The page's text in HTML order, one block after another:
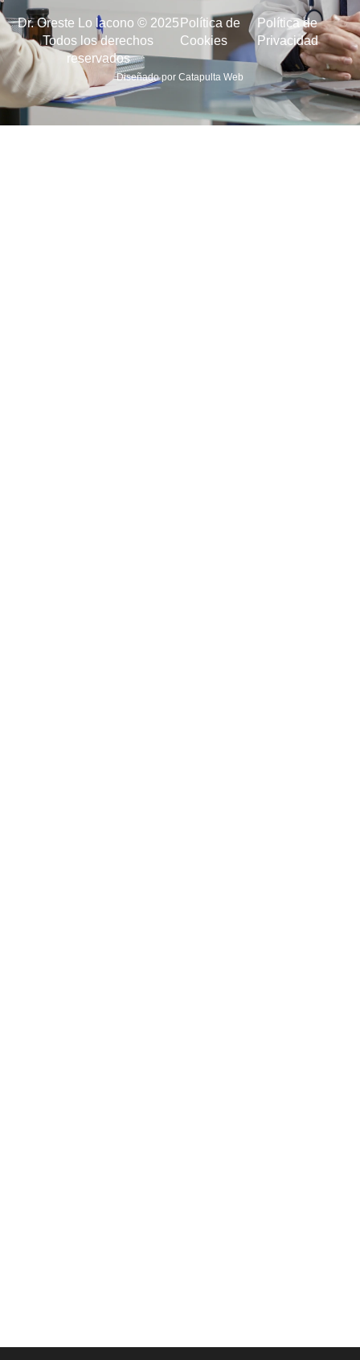
Dr. Oreste Lo lacono © 2025
Todos los derechos
reservados
Política de
Cookies
Política de
Privacidad
Diseñado por Catapulta Web